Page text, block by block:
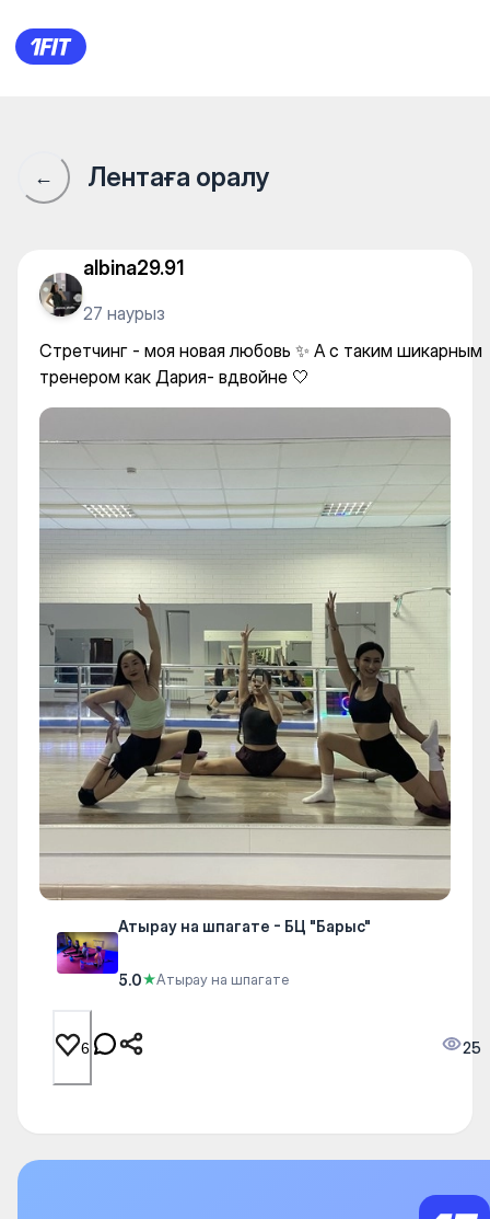
Атырау на шпагате - БЦ
← Лентаға оралу
albina29.91
27 наурыз
Стретчинг - моя новая любовь ✨ А с таким шикарным
тренером как Дария- вдвойне 🤍
Атырау на шпагате - БЦ "Барыс"
5.0★Атырау на шпагате
6 25